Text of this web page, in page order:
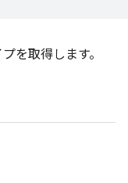
を取得します。